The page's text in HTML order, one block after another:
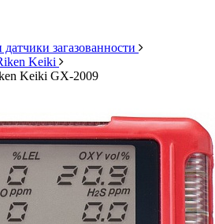
загазованности
Keiki
Keiki GX-2009